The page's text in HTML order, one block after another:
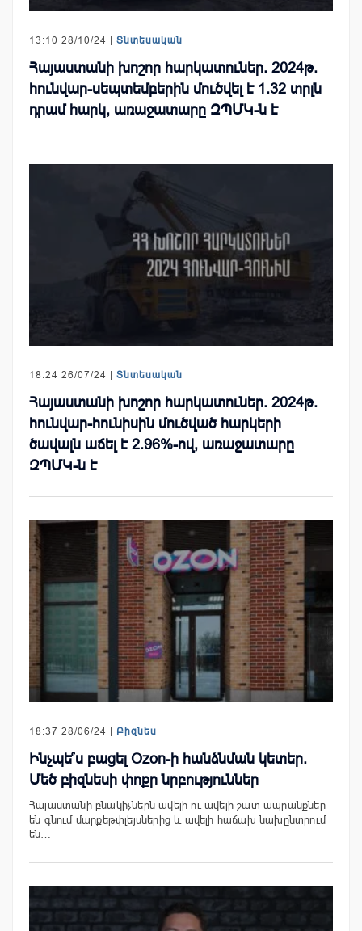
13:10 28/10/24 | Տնտեսական
Հայաստանի խոշոր հարկատուներ. 2024թ.
հունվար-սեպտեմբերին մուծվել է 1.32 տրլն
դրամ հարկ, առաջատարը ԶՊՄԿ-ն է
18:24 26/07/24 | Տնտեսական
Հայաստանի խոշոր հարկատուներ. 2024թ.
հունվար-հունիսին մուծված հարկերի
ծավալն աճել է 2.96%-ով, առաջատարը
ԶՊՄԿ-ն է
18:37 28/06/24 | Բիզնես
Ինչպե՞ս բացել Ozon-ի հանձնման կետեր.
Մեծ բիզնեսի փոքր նրբություններ
Հայաստանի բնակիչներն ավելի ու ավելի շատ ապրանքներ
են գնում մարքեթփլեյսներից և ավելի հաճախ նախընտրում
են…